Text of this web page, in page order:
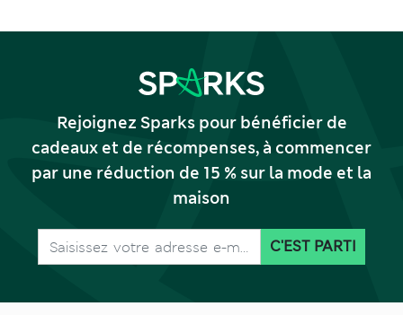
Rejoignez Sparks pour bénéficier de
cadeaux et de récompenses, à commencer
par une réduction de 15 % sur la mode et la
maison
C'EST PARTI